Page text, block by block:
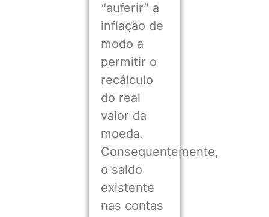
“auferir” a
inflação de
modo a
permitir o
recálculo
do real
valor da
moeda.
Consequentemente,
o saldo
existente
nas contas